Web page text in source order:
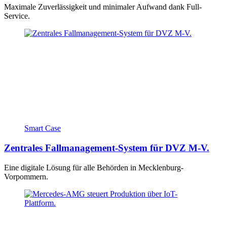
Maximale Zuverlässigkeit und minimaler Aufwand dank Full-
Service.
Smart Case
Zentrales Fallmanagement-System für DVZ M-V.
Eine digitale Lösung für alle Behörden in Mecklenburg-
Vorpommern.